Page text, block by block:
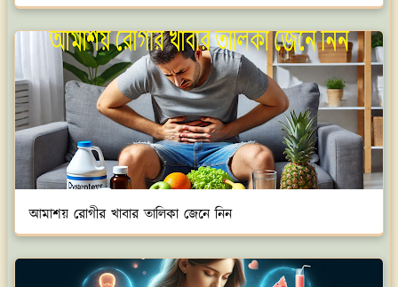
আমাশয় রোগীর খাবার তালিকা জেনে নিন